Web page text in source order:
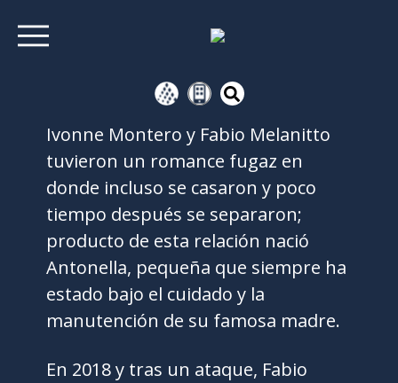
Ivonne Montero y Fabio Melanitto
tuvieron un romance fugaz en
donde incluso se casaron y poco
tiempo después se separaron;
producto de esta relación nació
Antonella, pequeña que siempre ha
estado bajo el cuidado y la
manutención de su famosa madre.
En 2018 y tras un ataque, Fabio